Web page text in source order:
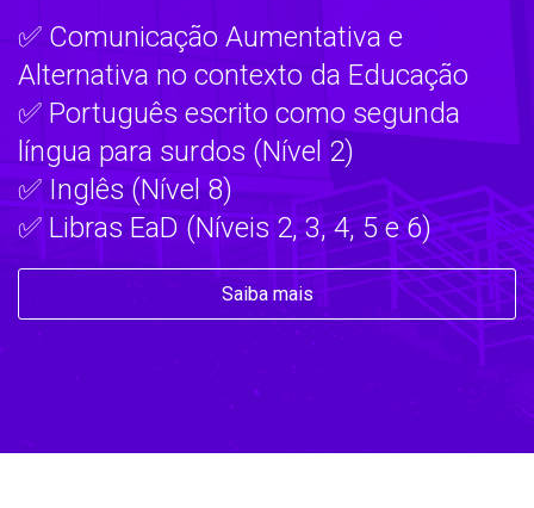
✅ Comunicação Aumentativa e
Alternativa no contexto da Educação
✅ Português escrito como segunda
língua para surdos (Nível 2)
✅ Inglês (Nível 8)
✅ Libras EaD (Níveis 2, 3, 4, 5 e 6)
Saiba mais